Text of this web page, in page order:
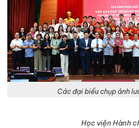
Các đại biểu chụp ảnh
Học viện Hành